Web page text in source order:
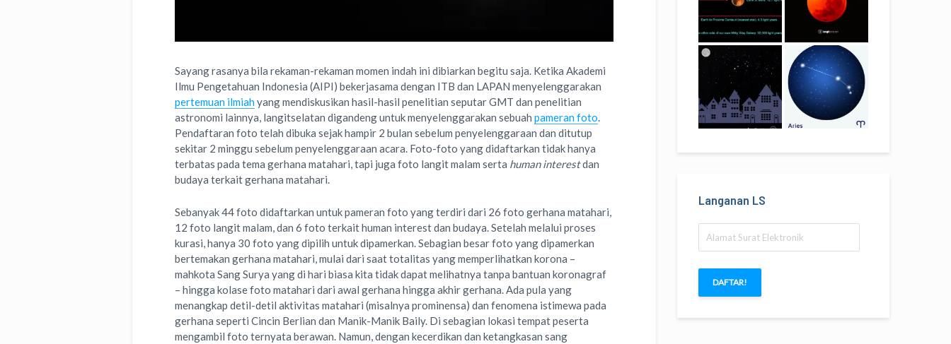
Sayang rasanya bila rekaman-rekaman momen indah ini dibiarkan begitu saja. Ketika Akademi
Ilmu Pengetahuan Indonesia (AIPI) bekerjasama dengan ITB dan LAPAN menyelenggarakan
pertemuan ilmiahyang mendiskusikan hasil-hasil penelitian seputar GMT dan penelitian
astronomi lainnya, langitselatan digandeng untuk menyelenggarakan sebuah pameran foto.
Pendaftaran foto telah dibuka sejak hampir 2 bulan sebelum penyelenggaraan dan ditutup
sekitar 2 minggu sebelum penyelenggaraan acara. Foto-foto yang didaftarkan tidak hanya
terbatas pada tema gerhana matahari, tapi juga foto langit malam serta human interestdan
budaya terkait gerhana matahari.
Sebanyak 44 foto didaftarkan untuk pameran foto yang terdiri dari 26 foto gerhana matahari,
12 foto langit malam, dan 6 foto terkait human interest dan budaya. Setelah melalui proses
kurasi, hanya 30 foto yang dipilih untuk dipamerkan. Sebagian besar foto yang dipamerkan
bertemakan gerhana matahari, mulai dari saat totalitas yang memperlihatkan korona –
mahkota Sang Surya yang di hari biasa kita tidak dapat melihatnya tanpa bantuan koronagraf
– hingga kolase foto matahari dari awal gerhana hingga akhir gerhana. Ada pula yang
menangkap detil-detil aktivitas matahari (misalnya prominensa) dan fenomena istimewa pada
gerhana seperti Cincin Berlian dan Manik-Manik Baily. Di sebagian lokasi tempat peserta
mengambil foto ternyata berawan. Namun, dengan kecerdikan dan ketangkasan sang
Langanan LS
Surat
Elektronik
DAFTAR!